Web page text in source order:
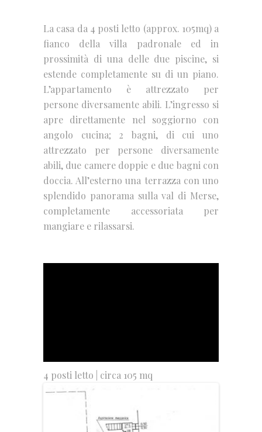
La casa da 4 posti letto (approx. 105mq) a
fianco della villa padronale ed in
prossimità di una delle due piscine, si
estende completamente su di un piano.
L’appartamento è attrezzato per
persone diversamente abili. L’ingresso si
apre direttamente nel soggiorno con
angolo cucina; 2 bagni, di cui uno
attrezzato per persone diversamente
abili, due camere doppie e due bagni con
doccia. All’esterno una terrazza con uno
splendido panorama sulla val di Merse,
completamente accessoriata per
mangiare e rilassarsi.
4 posti letto | circa 105 mq